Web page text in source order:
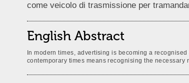
come veicolo di trasmissione per
English Abstract
In modern times, advertising is becoming a
contemporary times means recognising the necessary